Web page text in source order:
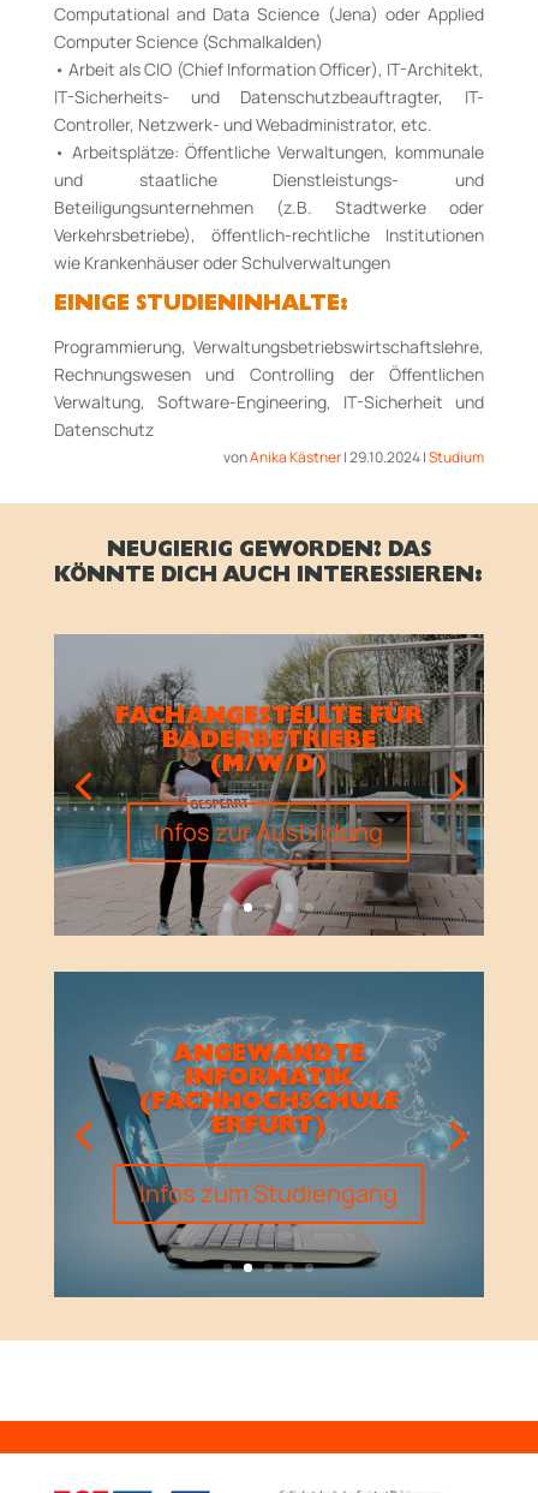
Computational and Data Science (Jena) oder Applied
Computer Science (Schmalkalden)
• Arbeit als CIO (Chief Information Officer), IT-Architekt,
IT-Sicherheits- und Datenschutzbeauftragter, IT-
Controller, Netzwerk- und Webadministrator, etc.
• Arbeitsplätze: Öffentliche Verwaltungen, kommunale
und staatliche Dienstleistungs- und
Beteiligungsunternehmen (z.B. Stadtwerke oder
Verkehrsbetriebe), öffentlich-rechtliche Institutionen
wie Krankenhäuser oder Schulverwaltungen
EINIGE STUDIENINHALTE:
Programmierung, Verwaltungsbetriebswirtschaftslehre,
Rechnungswesen und Controlling der Öffentlichen
Verwaltung, Software-Engineering, IT-Si­cher­heit und
Datenschutz
vonAnika Kästner|29.10.2024|Studium
NEUGIERIG GEWORDEN? DAS
KÖNNTE DICH AUCH INTERESSIEREN:
FACHANGESTELLTE FÜR
BÄDERBETRIEBE
(M/W/D)
Infos zur Ausbildung
ANGEWANDTE
INFORMATIK
(FACHHOCHSCHULE
ERFURT)
Infos zum Studiengang